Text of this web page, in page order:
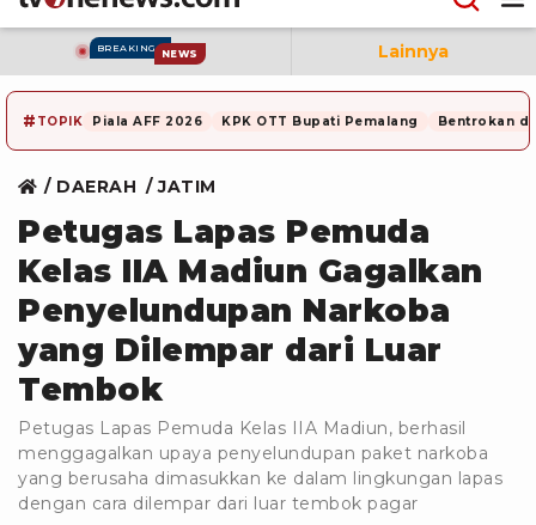
BREAKING NEWS Lainnya
# TOPIK Piala AFF 2026 KPK OTT Bupati Pemalang Bentrokan di
DAERAH JATIM
Petugas Lapas Pemuda
Kelas IIA Madiun Gagalkan
Penyelundupan Narkoba
yang Dilempar dari Luar
Tembok
Petugas Lapas Pemuda Kelas IIA Madiun, berhasil
menggagalkan upaya penyelundupan paket narkoba
yang berusaha dimasukkan ke dalam lingkungan lapas
dengan cara dilempar dari luar tembok pagar